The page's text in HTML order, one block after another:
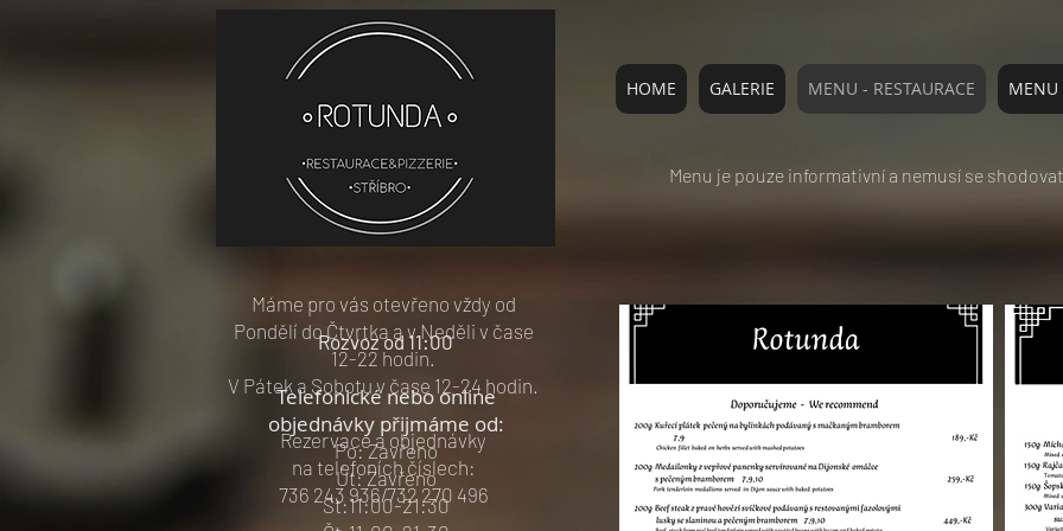
Restaurace &
pizzerie Rotunda
HOME GALERIE MENU - RESTAURACE MENU
Menu je pouze informativní a nemusí se
Máme pro vás otevřeno vždy od
Pondělí do Čtvrtka a v Neděli v čase
12-22 hodin.
V Pátek a Sobotu v čase 12-24 hodin.
Rezervace a objednávky
na telefoních číslech:
736 243 936/732 270 496
Rozvoz od 11:00
Telefonické nebo online
​objednávky přijmáme od:
Po: Zavřeno
Út: Zavřeno
St:11:00-21:30